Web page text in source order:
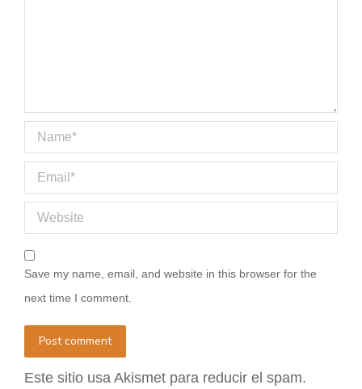
Name *
Email *
Website
Save my name, email, and website in this browser for the
next time I comment.
Post comment
Este sitio usa Akismet para reducir el spam.